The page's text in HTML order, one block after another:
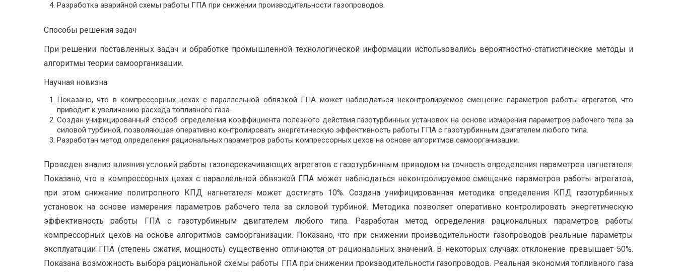
Разработка аварийной схемы работы ГПА при снижении производительности газопроводов.
Способы решения задач
При решении поставленных задач и обработке промышленной технологической информации использовались вероятностно-статистические методы и
алгоритмы теории самоорганизации.
Научная новизна
Показано, что в компрессорных цехах с параллельной обвязкой ГПА может наблюдаться неконтролируемое смещение параметров работы агрегатов, что
приводит к увеличению расхода топливного газа.
Создан унифицированный способ определения коэффициента полезного действия газотурбинных установок на основе измерения параметров рабочего тела за
силовой турбиной, позволяющая оперативно контролировать энергетическую эффективность работы ГПА с газотурбинным двигателем любого типа.
Разработан метод определения рациональных параметров работы компрессорных цехов на основе алгоритмов самоорганизации.
Проведен анализ влияния условий работы газоперекачивающих агрегатов с газотурбинным приводом на точность определения параметров нагнетателя.
Показано, что в компрессорных цехах с параллельной обвязкой ГПА может наблюдаться неконтролируемое смещение параметров работы агрегатов,
при этом снижение политропного КПД нагнетателя может достигать 10%. Создана унифицированная методика определения КПД газотурбинных
установок на основе измерения параметров рабочего тела за силовой турбиной. Методика позволяет оперативно контролировать энергетическую
эффективность работы ГПА с газотурбинным двигателем любого типа. Разработан метод определения рациональных параметров работы
компрессорных цехов на основе алгоритмов самоорганизации. Показано, что при снижении производительности газопроводов реальные параметры
эксплуатации ГПА (степень сжатия, мощность) существенно отличаются от рациональных значений. В некоторых случаях отклонение превышает 50%.
Показана возможность выбора рациональной схемы работы ГПА при снижении производительности газопроводов. Реальная экономия топливного газа